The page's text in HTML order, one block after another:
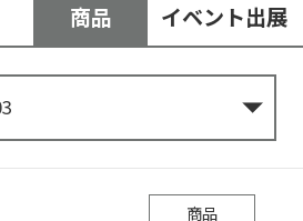
商品 イベント出展
商品